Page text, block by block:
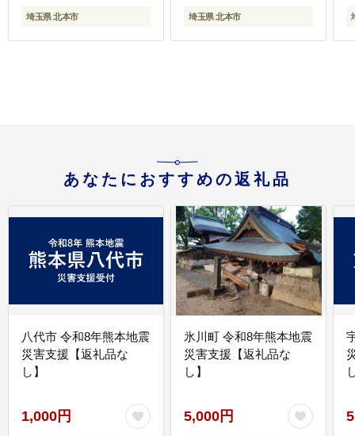
埼玉県 北本市 埼玉県 北本市
あなたにおすすめの返礼品
八代市 令和8年熊本地震
災害支援【返礼品な
し】
1,000円
氷川町 令和8年熊本地震
災害支援【返礼品な
し】
5,000円